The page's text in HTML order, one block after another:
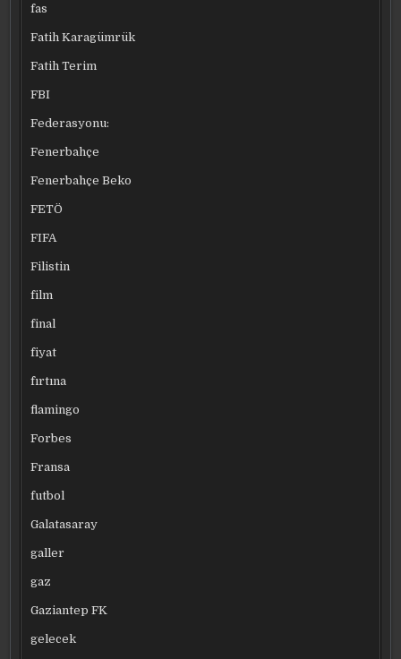
fas
Fatih Karagümrük
Fatih Terim
FBI
Federasyonu:
Fenerbahçe
Fenerbahçe Beko
FETÖ
FIFA
Filistin
film
final
fiyat
fırtına
flamingo
Forbes
Fransa
futbol
Galatasaray
galler
gaz
Gaziantep FK
gelecek